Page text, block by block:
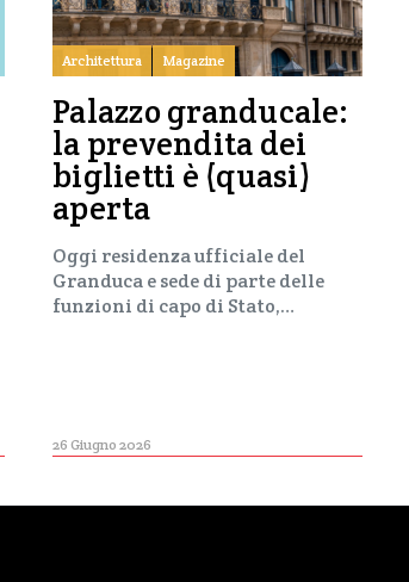
Architettura Magazine
Palazzo granducale:
la prevendita dei
biglietti è (quasi)
aperta
Oggi residenza ufficiale del
Granduca e sede di parte delle
funzioni di capo di Stato,…
26 Giugno 2026